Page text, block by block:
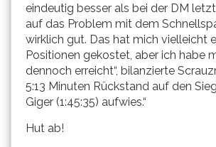
eindeutig besser als bei der DM
auf das Problem mit dem
wirklich gut. Das hat mich vielleicht
Positionen gekostet, aber ich habe
dennoch erreicht“, bilanzierte
5:13 Minuten Rückstand auf den
Giger (1:45:35) aufwies.“
Hut ab!